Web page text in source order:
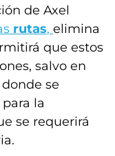
de Axel
rutas, elimina
que estos
salvo en
se
la
se requerirá